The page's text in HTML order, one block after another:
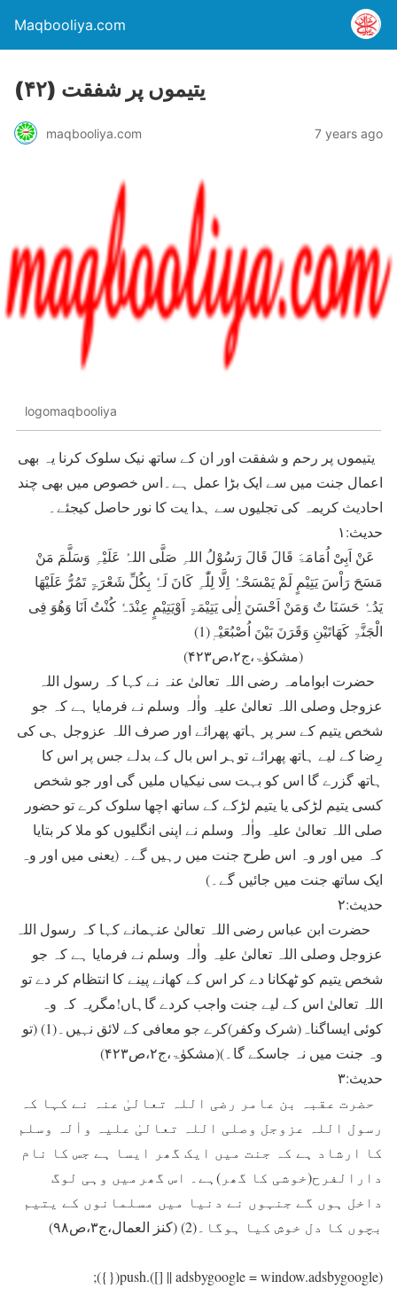
Maqbooliya.com
(۴۲) یتیموں پر شفقت
maqbooliya.com 7 years ago
logomaqbooliya
یتیموں پر رحم و شفقت اور ان کے ساتھ نیک سلوک کرنا یہ بھی
اعمال جنت میں سے ایک بڑا عمل ہے۔اس خصوص میں بھی چند
احادیث کریمہ کی تجلیوں سے ہدا یت کا نور حاصل کیجئے۔
حدیث:۱
عَنْ اَبِیْ اُمَامَۃَ قَالَ قَالَ رَسُوْلُ اللہِ صَلَّی اللہُ عَلَیْہِ وَسَلَّمَ مَنْ
مَسَحَ رَاْسَ یَتِیْمٍ لَمْ یَمْسَحْہُ اِلَّا لِلّٰہِ کَانَ لَہٗ بِکُلِّ شَعْرَۃٍ تَمُرُّ عَلَیْھَا
یَدُہٗ حَسَنَا تٌ وَمَنْ اَحْسَنَ اِلٰی یَتِیْمَۃٍ اَوْیَتِیْمٍ عِنْدَہٗ کُنْتُ اَنَا وَھُوَ فِی
الْجَنَّۃِ کَھَاتَیْنِ وَقَرَنَ بَیْنَ اُصْبُعَیْہٖ(1)
(مشکوٰۃ،ج۲،ص۴۲۳)
حضرت ابوامامہ رضی اللہ تعالیٰ عنہ نے کہا کہ رسول اللہ
عزوجل وصلی اللہ تعالیٰ علیہ واٰلہ وسلم نے فرمایا ہے کہ جو
شخص یتیم کے سر پر ہاتھ پھرائے اور صرف اللہ عزوجل ہی کی
رِضا کے لیے ہاتھ پھرائے توہر اس بال کے بدلے جس پر اس کا
ہاتھ گزرے گا اس کو بہت سی نیکیاں ملیں گی اور جو شخص
کسی یتیم لڑکی یا یتیم لڑکے کے ساتھ اچھا سلوک کرے تو حضور
صلی اللہ تعالیٰ علیہ واٰلہ وسلم نے اپنی انگلیوں کو ملا کر بتایا
کہ میں اور وہ اس طرح جنت میں رہیں گے۔ (یعنی میں اور وہ
ایک ساتھ جنت میں جائیں گے۔)
حدیث:۲
حضرت ابن عباس رضی اللہ تعالیٰ عنہمانے کہا کہ رسول اللہ
عزوجل وصلی اللہ تعالیٰ علیہ واٰلہ وسلم نے فرمایا ہے کہ جو
شخص یتیم کو ٹھکانا دے کر اس کے کھانے پینے کا انتظام کر دے تو
اللہ تعالیٰ اس کے لیے جنت واجب کردے گاہاں!مگریہ کہ وہ
کوئی ایساگناہ(شرک وکفر)کرے جو معافی کے لائق نہیں۔(1) (تو
وہ جنت میں نہ جاسکے گا۔)(مشکوٰۃ،ج۲،ص۴۲۳)
حدیث:۳
حضرت عقبہ بن عامر رضی اللہ تعالیٰ عنہ نے کہا کہ
رسول اللہ عزوجل وصلی اللہ تعالیٰ علیہ واٰلہ وسلم
کا ارشاد ہے کہ جنت میں ایک گھر ایسا ہے جس کا نام
دارالفرح(خوشی کا گھر)ہے۔ اس گھرمیں وہی لوگ
داخل ہوں گے جنہوں نے دنیا میں مسلمانوں کے یتیم
بچوں کا دل خوش کیا ہوگا۔(2) (کنز العمال،ج۳،ص۹۸)
(adsbygoogle = window.adsbygoogle || []).push({});